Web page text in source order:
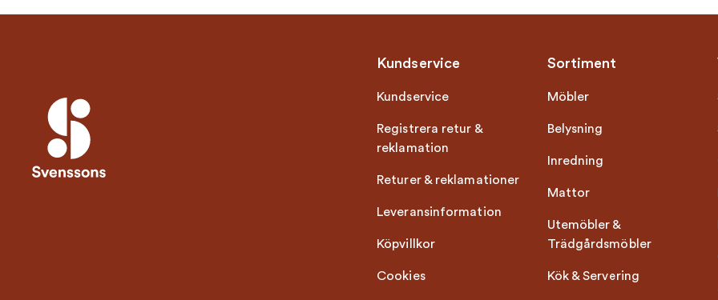
Kundservice
Kundservice
Registrera retur &
reklamation
Returer & reklamationer
Leveransinformation
Köpvillkor
Cookies
Sortiment
Möbler
Belysning
Inredning
Mattor
Utemöbler &
Trädgårdsmöbler
Kök & Servering